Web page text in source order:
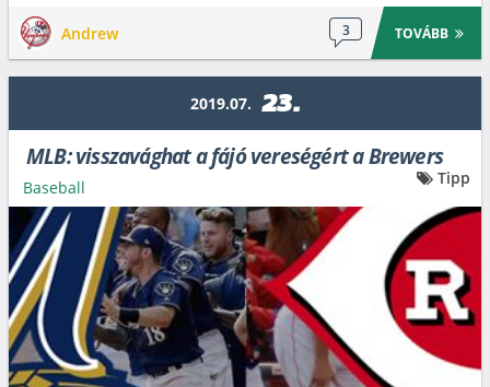
Andrew 3 TOVÁBB
2019.07. 23.
MLB: visszavághat a fájó vereségért a Brewers
Baseball Tipp